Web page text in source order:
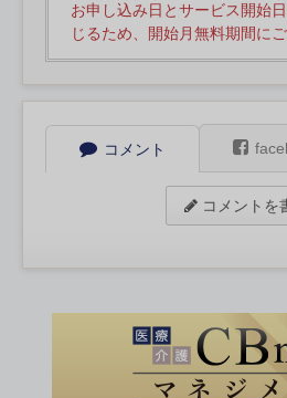
お申し込み日とサービス開始
じるため、開始月無料期間に
コメント
コメントを